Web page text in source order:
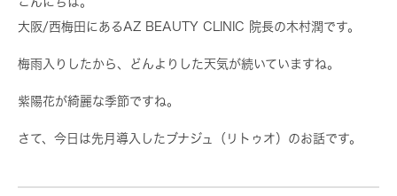
大阪/西梅田にあるAZ BEAUTY CLINIC 院長の木村潤です。
梅雨入りしたから、どんよりした天気が続いていますね。
紫陽花が綺麗な季節ですね。
さて、今日は先月導入したブナジュ（リトゥオ）のお話です。